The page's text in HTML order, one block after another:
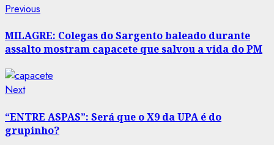
Post
navigation
Previous
MILAGRE: Colegas do Sargento baleado durante
assalto mostram capacete que salvou a vida do PM
NextNext
“ENTRE ASPAS”: Será que o X9 da UPA é do
grupinho?